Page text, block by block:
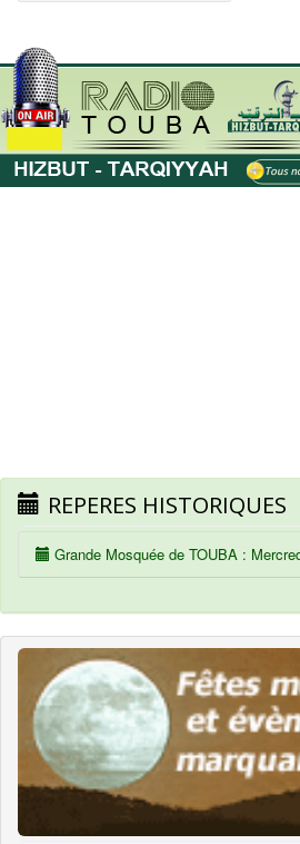
REPERES HISTORIQUES
Grande Mosquée de TOUBA :